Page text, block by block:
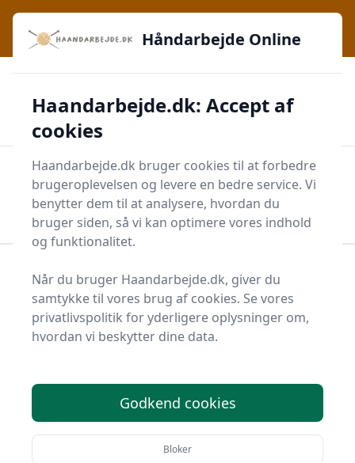
Håndarbejde Online - Inspiration, teknikker og fællesskab -
lige ved hånden
Shopping med sikkerhed ✔️ Altid de bedste priser
Mærker i høj kvalitet
Start søgning
Start søgning
Forside Krea Diverse Kreatilbehør Træbogstav
Træbogstaver - 75 på
lager
Velkommen til 'En fuldstændig vejledning til
træbogstaver', en omfattende guide designet til at
give dig en dybdegående forståelse af disse unikke
Håndarbejde Online
Haandarbejde.dk: Accept af
cookies
Haandarbejde.dk bruger cookies til at forbedre
brugeroplevelsen og levere en bedre service. Vi
benytter dem til at analysere, hvordan du
bruger siden, så vi kan optimere vores indhold
og funktionalitet.
Når du bruger Haandarbejde.dk, giver du
samtykke til vores brug af cookies. Se vores
privatlivspolitik for yderligere oplysninger om,
hvordan vi beskytter dine data.
Godkend cookies
Bloker